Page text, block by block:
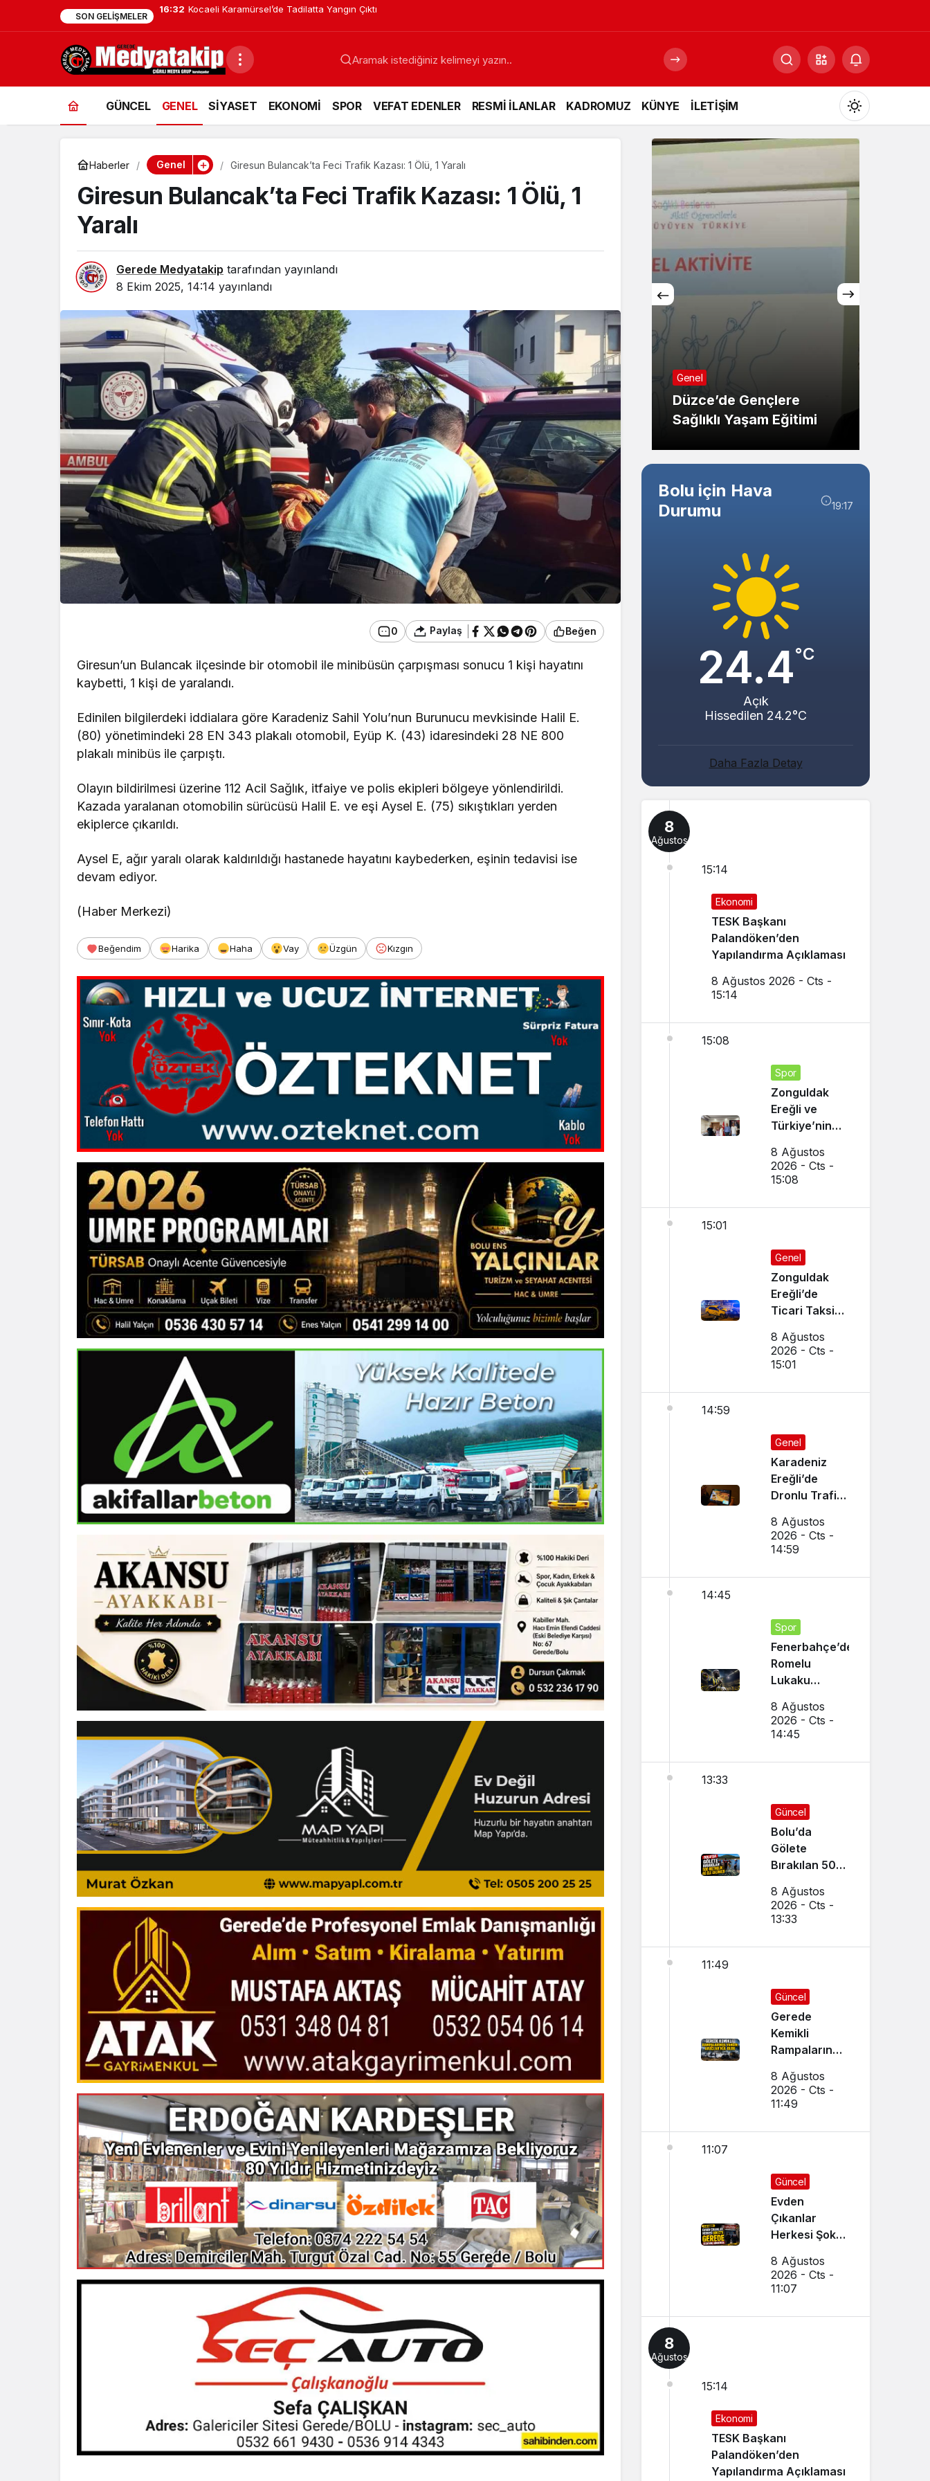
SON GELIŞMELER 16:32 Düzce’de Kadınlar Mutfak Atölyesi ile Profesyonelliğe Adım Attı
GÜNCEL GENEL SİYASET EKONOMİ SPOR VEFAT EDENLER RESMİ İLANLAR KADROMUZ KÜNYE İLETİŞİM
Mod
değiştir
Gündüz Modu
Gündüz modunu seçin.
Gece Modu
Sistem Modu
Sistem modunu seçin.
Haberler Genel Giresun Bulancak’ta Feci Trafik Kazası: 1 Ölü, 1 Yaralı
Giresun Bulancak’ta Feci Trafik Kazası: 1 Ölü, 1
Yaralı
Gerede Medyatakip tarafından yayınlandı
8 Ekim 2025, 14:14 yayınlandı
0 Paylaş Beğen
Giresun’un Bulancak ilçesinde bir otomobil ile minibüsün çarpışması sonucu 1 kişi hayatını
kaybetti, 1 kişi de yaralandı.
Edinilen bilgilerdeki iddialara göre Karadeniz Sahil Yolu’nun Burunucu mevkisinde Halil E.
(80) yönetimindeki 28 EN 343 plakalı otomobil, Eyüp K. (43) idaresindeki 28 NE 800
plakalı minibüs ile çarpıştı.
Olayın bildirilmesi üzerine 112 Acil Sağlık, itfaiye ve polis ekipleri bölgeye yönlendirildi.
Kazada yaralanan otomobilin sürücüsü Halil E. ve eşi Aysel E. (75) sıkıştıkları yerden
ekiplerce çıkarıldı.
Aysel E, ağır yaralı olarak kaldırıldığı hastanede hayatını kaybederken, eşinin tedavisi ise
devam ediyor.
(Haber Merkezi)
Beğendim Harika Haha Vay Üzgün Kızgın
Genel
Kocaeli Karamürsel’de
Tadilatta Yangın Çıktı
Genel
Düzce’de Kadınlar
Mutfak Atölyesi ile
Profesyonelliğe Adım
Attı
Genel
Düzce’de Gençlere
Sağlıklı Yaşam Eğitimi
Bolu için Hava
Durumu
19:17
24.4°C
Açık
Hissedilen 24.2°C
Daha Fazla Detay
8
Ağustos
15:14
Ekonomi
TESK Başkanı
Palandöken’den
Yapılandırma Açıklaması
8 Ağustos 2026 - Cts -
15:14
15:08
Spor
Zonguldak
Ereğli ve
Türkiye’nin
8 Ağustos
2026 - Cts -
15:08
15:01
Genel
Zonguldak
Ereğli’de
Ticari Taksi
Çarpıştı
8 Ağustos
2026 - Cts -
15:01
14:59
Genel
Karadeniz
Ereğli’de
Dronlu Trafik
Yapılıyor
8 Ağustos
2026 - Cts -
14:59
14:45
Spor
Fenerbahçe’den
Romelu
Lukaku
Napoli ile
Görüşmeler
8 Ağustos
2026 - Cts -
14:45
13:33
Güncel
Bolu’da
Gölete
Bırakılan 500
Ele Geçirildi
8 Ağustos
2026 - Cts -
13:33
11:49
Güncel
Gerede
Kemikli
Rampalarında
Araçlar Kül
Oldu
8 Ağustos
2026 - Cts -
11:49
11:07
Güncel
Evden
Çıkanlar
Herkesi Şoke
Cezaevine
Gönderildi
8 Ağustos
2026 - Cts -
11:07
8
Ağustos
15:14
Ekonomi
TESK Başkanı
Palandöken’den
Yapılandırma Açıklaması